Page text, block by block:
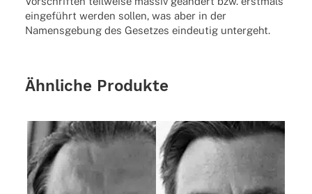
eingeführt werden sollen, was aber in der
Namensgebung des Gesetzes eindeutig untergeht.
Ähnliche Produkte